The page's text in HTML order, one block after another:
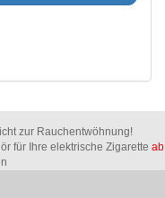
zur Rauchentwöhnung!
für Ihre elektrische Zigarette ab